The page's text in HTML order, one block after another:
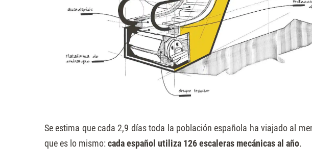
accesibilidad.Se estima que cada 2,9 días toda la población española ha viajado al
que es lo mismo: cada español utiliza 126 escaleras mecánicas al año.